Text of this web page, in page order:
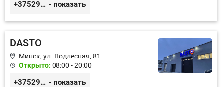
+375299395764 - показать
DASTO
Минск, ул. Подлесная, 81
Открыто: 08:00 - 20:00
+375296606560 - показать